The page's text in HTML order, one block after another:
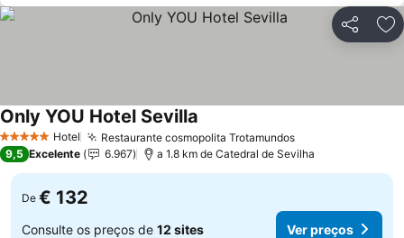
Partilhar
5 Estrelas Hotel Restaurante cosmopolita Trotamundos
Only YOU Hotel Sevilla
9,5 Excelente 6.967 a 1.8 km de Catedral de Sevilha
De € 132
Consulte os preços de 12 sites Ver preços